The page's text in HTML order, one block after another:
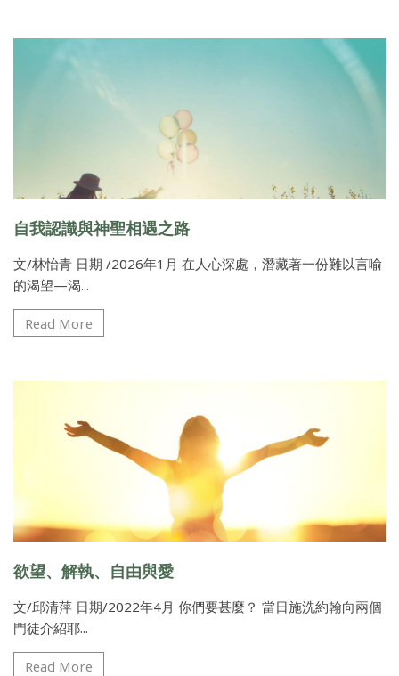
自我認識與神聖相遇之路
文/林怡青 日期 /2026年1月 在人心深處，潛藏著一份難以言喻
的渴望—渴...
Read More
欲望、解執、自由與愛
文/邱清萍 日期/2022年4月 你們要甚麼？ 當日施洗約翰向兩個
門徒介紹耶...
Read More